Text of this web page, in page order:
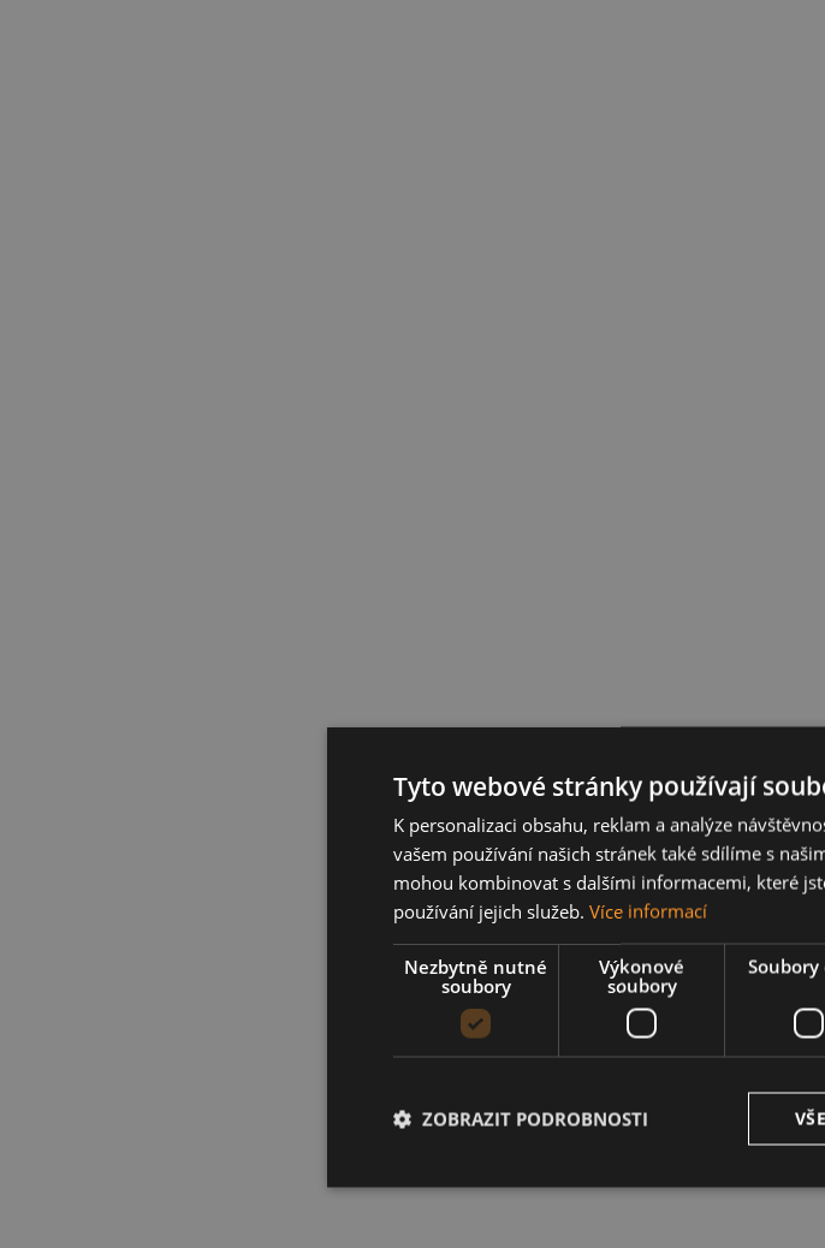
Tyto webové stránky používají
K personalizaci obsahu, reklam a analýze
vašem používání našich stránek také sdílíme s
mohou kombinovat s dalšími informacemi, které
používání jejich služeb. Více informací
Nezbytně nutné
soubory
Výkonové
soubory
Soubory
ZOBRAZIT PODROBNOSTI